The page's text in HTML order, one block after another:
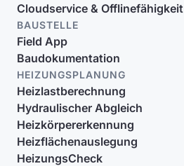
Cloudservice & Offlinefähigkeit
BAUSTELLE
Field App
Baudokumentation
HEIZUNGSPLANUNG
Heizlastberechnung
Hydraulischer Abgleich
Heizkörpererkennung
Heizflächenauslegung
HeizungsCheck